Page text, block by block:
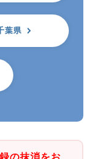
葉県
の抹消をお